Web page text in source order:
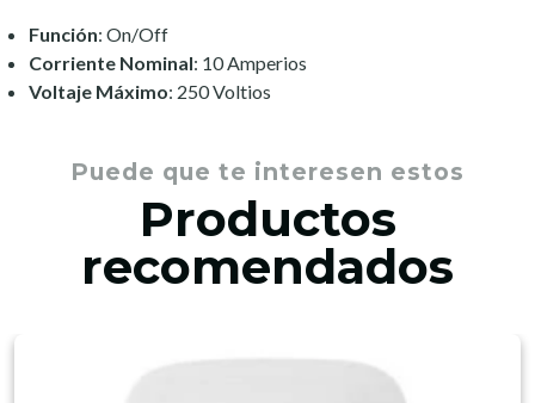
Función: On/Off
Corriente Nominal: 10 Amperios
Voltaje Máximo: 250 Voltios
Puede que te interesen estos
Productos
recomendados